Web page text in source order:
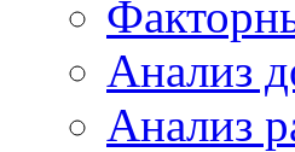
Анализ
Анализ